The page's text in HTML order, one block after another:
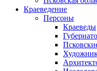
Краеведение
Персоны
Краеведы